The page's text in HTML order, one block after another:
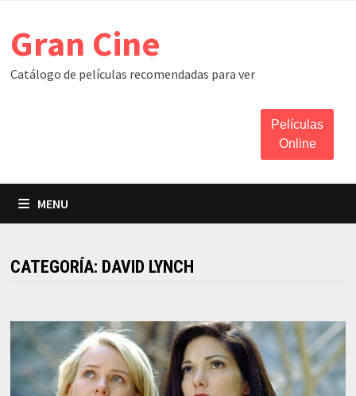
content
Gran Cine
Catálogo de películas recomendadas para ver
Películas
Online
MENU
CATEGORÍA: DAVID LYNCH